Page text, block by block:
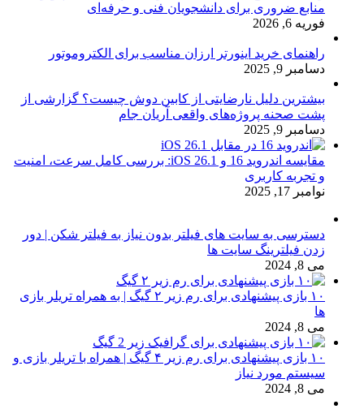
منابع ضروری برای دانشجویان فنی و حرفه‌ای
فوریه 6, 2026
راهنمای خرید اینورتر ارزان مناسب برای الکتروموتور
دسامبر 9, 2025
بیشترین دلیل نارضایتی از کابین دوش چیست؟ گزارشی از
پشت صحنه پروژه‌های واقعی آریان جام
دسامبر 9, 2025
مقایسه اندروید 16 و iOS 26.1: بررسی کامل سرعت، امنیت
و تجربه کاربری
نوامبر 17, 2025
دسترسی به سایت های فیلتر بدون نیاز به فیلتر شکن | دور
زدن فیلترینگ سایت ها
می 8, 2024
۱۰ بازی پیشنهادی برای رم زیر ۲ گیگ | به همراه تریلر بازی
ها
می 8, 2024
۱۰ بازی پیشنهادی برای رم زیر ۴ گیگ | همراه با تریلر بازی و
سیستم مورد نیاز
می 8, 2024